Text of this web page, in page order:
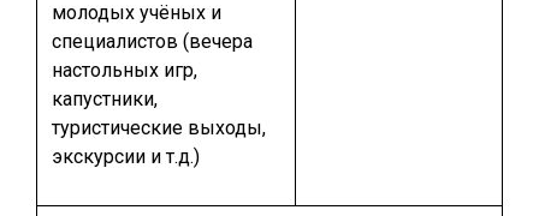
молодых учёных и
специалистов (вечера
настольных игр,
капустники,
туристические выходы,
экскурсии и т.д.)